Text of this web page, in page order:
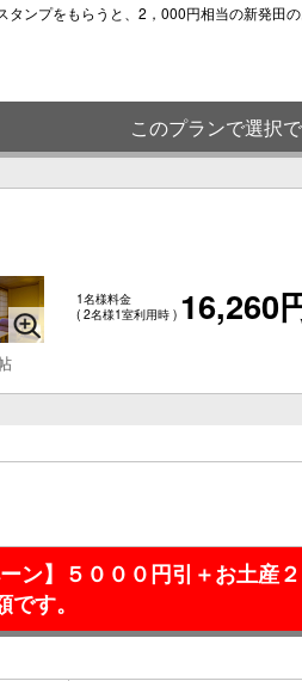
ンプをもらうと、2，000円相当の新発田
このプランで選択
1名様料金
( 2名様1室利用時 ) 16,260
ン】５０００円引＋お土産
す。